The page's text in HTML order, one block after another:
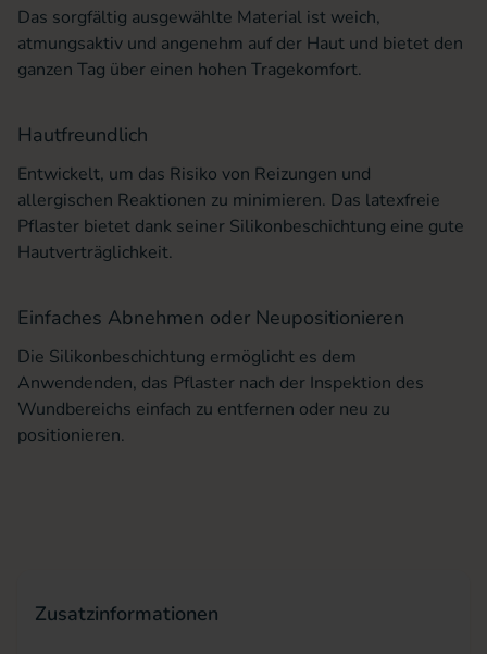
Das sorgfältig ausgewählte Material ist weich,
atmungsaktiv und angenehm auf der Haut und bietet den
ganzen Tag über einen hohen Tragekomfort.
Hautfreundlich
Entwickelt, um das Risiko von Reizungen und
allergischen Reaktionen zu minimieren. Das latexfreie
Pflaster bietet dank seiner Silikonbeschichtung eine gute
Hautverträglichkeit.
Einfaches Abnehmen oder Neupositionieren
Die Silikonbeschichtung ermöglicht es dem
Anwendenden, das Pflaster nach der Inspektion des
Wundbereichs einfach zu entfernen oder neu zu
positionieren.
Zusatzinformationen